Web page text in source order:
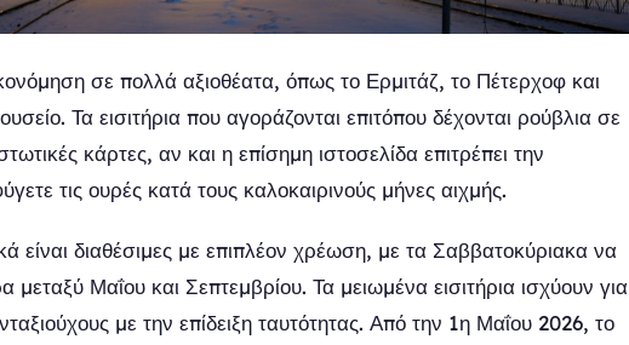
σε πολλά αξιοθέατα, όπως το Ερμιτάζ, το Πέτερχοφ και
Τα εισιτήρια που αγοράζονται επιτόπου δέχονται ρούβλια σε
κάρτες, αν και η επίσημη ιστοσελίδα επιτρέπει την
τις ουρές κατά τους καλοκαιρινούς μήνες αιχμής.
είναι διαθέσιμες με επιπλέον χρέωση, με τα Σαββατοκύριακα να
Μαΐου και Σεπτεμβρίου. Τα μειωμένα εισιτήρια ισχύουν για
με την επίδειξη ταυτότητας. Από την 1η Μαΐου 2026, το